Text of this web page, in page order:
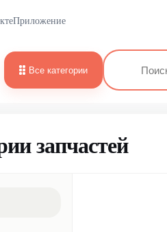
Приложение
Все категории
запчастей